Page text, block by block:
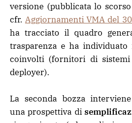
versione (pubblicata lo
cfr.Aggiornamenti VMA del
ha tracciato il quadro
trasparenza e ha
coinvolti (fornitori di
deployer).
La seconda bozza
una prospettiva di